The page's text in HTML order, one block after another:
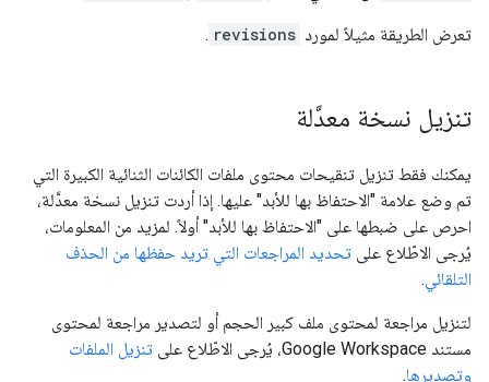
تعرض الطريقة مثيلاً لمورد revisions
.
تنزيل نسخة معدَّلة
يمكنك فقط تنزيل تنقيحات محتوى ملفات الكائنات الثنائية الكبيرة التي
تم وضع علامة "الاحتفاظ بها للأبد" عليها. إذا أردت تنزيل نسخة معدَّلة،
احرص على ضبطها على "الاحتفاظ بها للأبد" أولاً. لمزيد من المعلومات،
يُرجى الاطّلاع على تحديد المراجعات التي تريد حفظها من الحذف
التلقائي.
لتنزيل مراجعة لمحتوى ملف كبير الحجم أو لتصدير مراجعة لمحتوى
مستند Google Workspace، يُرجى الاطّلاع على
تنزيل الملفات
وتصديرها.